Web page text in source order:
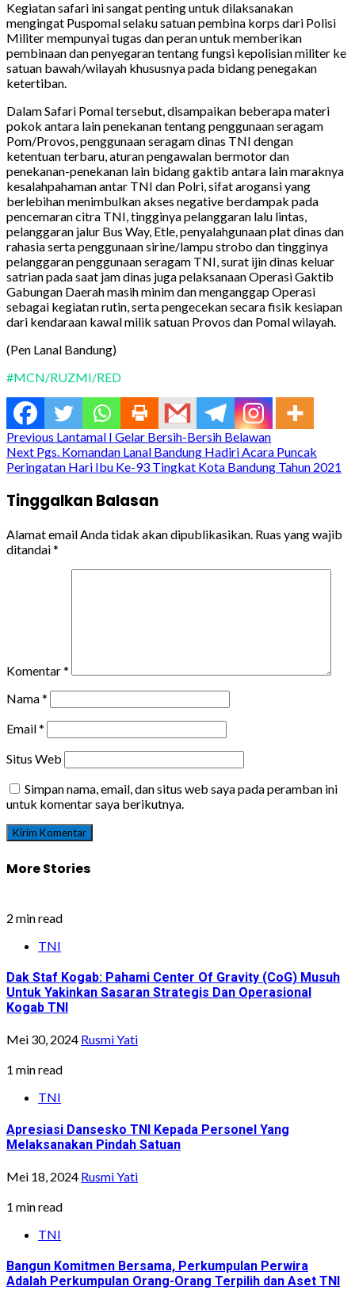
Kegiatan safari ini sangat penting untuk dilaksanakan
mengingat Puspomal selaku satuan pembina korps dari Polisi
Militer mempunyai tugas dan peran untuk memberikan
pembinaan dan penyegaran tentang fungsi kepolisian militer ke
satuan bawah/wilayah khususnya pada bidang penegakan
ketertiban.
Dalam Safari Pomal tersebut, disampaikan beberapa materi
pokok antara lain penekanan tentang penggunaan seragam
Pom/Provos, penggunaan seragam dinas TNI dengan
ketentuan terbaru, aturan pengawalan bermotor dan
penekanan-penekanan lain bidang gaktib antara lain maraknya
kesalahpahaman antar TNI dan Polri, sifat arogansi yang
berlebihan menimbulkan akses negative berdampak pada
pencemaran citra TNI, tingginya pelanggaran lalu lintas,
pelanggaran jalur Bus Way, Etle, penyalahgunaan plat dinas dan
rahasia serta penggunaan sirine/lampu strobo dan tingginya
pelanggaran penggunaan seragam TNI, surat ijin dinas keluar
satrian pada saat jam dinas juga pelaksanaan Operasi Gaktib
Gabungan Daerah masih minim dan menganggap Operasi
sebagai kegiatan rutin, serta pengecekan secara fisik kesiapan
dari kendaraan kawal milik satuan Provos dan Pomal wilayah.
(Pen Lanal Bandung)
#MCN/RUZMI/RED
Continue
Reading
Previous Lantamal I Gelar Bersih-Bersih Belawan
Next Pgs. Komandan Lanal Bandung Hadiri Acara Puncak
Peringatan Hari Ibu Ke-93 Tingkat Kota Bandung Tahun 2021
Tinggalkan Balasan
Alamat email Anda tidak akan dipublikasikan. Ruas yang wajib
ditandai*
Komentar*
Nama*
Email*
Situs Web
Simpan nama, email, dan situs web saya pada peramban ini
untuk komentar saya berikutnya.
More Stories
2 min read
TNI
Dak Staf Kogab: Pahami Center Of Gravity (CoG) Musuh
Untuk Yakinkan Sasaran Strategis Dan Operasional
Kogab TNI
Mei 30, 2024 Rusmi Yati
1 min read
TNI
Apresiasi Dansesko TNI Kepada Personel Yang
Melaksanakan Pindah Satuan
Mei 18, 2024 Rusmi Yati
1 min read
TNI
Bangun Komitmen Bersama, Perkumpulan Perwira
Adalah Perkumpulan Orang-Orang Terpilih dan Aset TNI